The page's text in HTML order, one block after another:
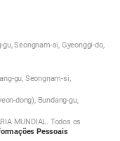
Seongnam-si, Gyeonggi-do,
gu, Seongnam-si,
dong), Bundang-gu,
MUNDIAL. Todos os
Pessoais